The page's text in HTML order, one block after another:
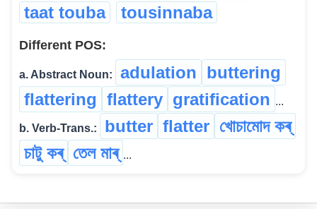
taat touba
tousinnaba
Different POS:
a. Abstract Noun: adulation buttering
flattering flattery gratification ...
b. Verb-Trans.: butter flatter খোচামোদ কৰ্
চাটু কৰ্ তেল মাৰ্ ...